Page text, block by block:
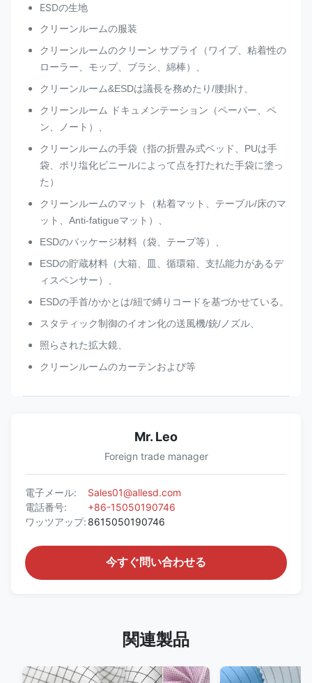
ESDの生地
クリーンルームの服装
クリーンルームのクリーン サプライ（ワイプ、粘着性の
ローラー、モップ、ブラシ、綿棒）、
クリーンルーム&ESDは議長を務めたり/腰掛け、
クリーンルーム ドキュメンテーション（ペーパー、ペ
ン、ノート）、
クリーンルームの手袋（指の折畳み式ベッド、PUは手
袋、ポリ塩化ビニールによって点を打たれた手袋に塗っ
た）
クリーンルームのマット（粘着マット、テーブル/床のマ
ット、Anti-fatigueマット）、
ESDのパッケージ材料（袋、テープ等）、
ESDの貯蔵材料（大箱、皿、循環箱、支払能力があるデ
ィスペンサー）、
ESDの手首/かかとは/紐で縛りコードを基づかせている。
スタティック制御のイオン化の送風機/銃/ノズル、
照らされた拡大鏡、
クリーンルームのカーテンおよび等
Mr. Leo
Foreign trade manager
電子メール:
Sales01@allesd.com
電話番号:
+86-15050190746
ワッツアップ: 8615050190746
今すぐ問い合わせる
関連製品